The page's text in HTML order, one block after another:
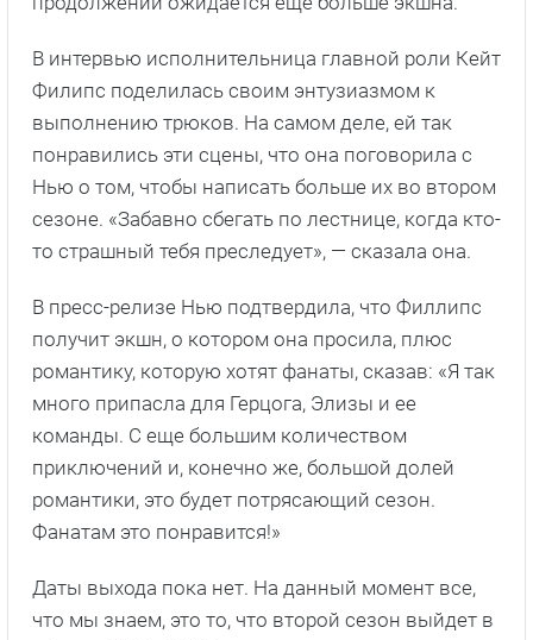
В интервью исполнительница главной роли Кейт
Филипс поделилась своим энтузиазмом к
выполнению трюков. На самом деле, ей так
понравились эти сцены, что она поговорила с
Нью о том, чтобы написать больше их во втором
сезоне. «Забавно сбегать по лестнице, когда кто-
то страшный тебя преследует», — сказала она.
В пресс-релизе Нью подтвердила, что Филлипс
получит экшн, о котором она просила, плюс
романтику, которую хотят фанаты, сказав: «Я так
много припасла для Герцога, Элизы и ее
команды. С еще большим количеством
приключений и, конечно же, большой долей
романтики, это будет потрясающий сезон.
Фанатам это понравится!»
Даты выхода пока нет. На данный момент все,
что мы знаем, это то, что второй сезон выйдет в